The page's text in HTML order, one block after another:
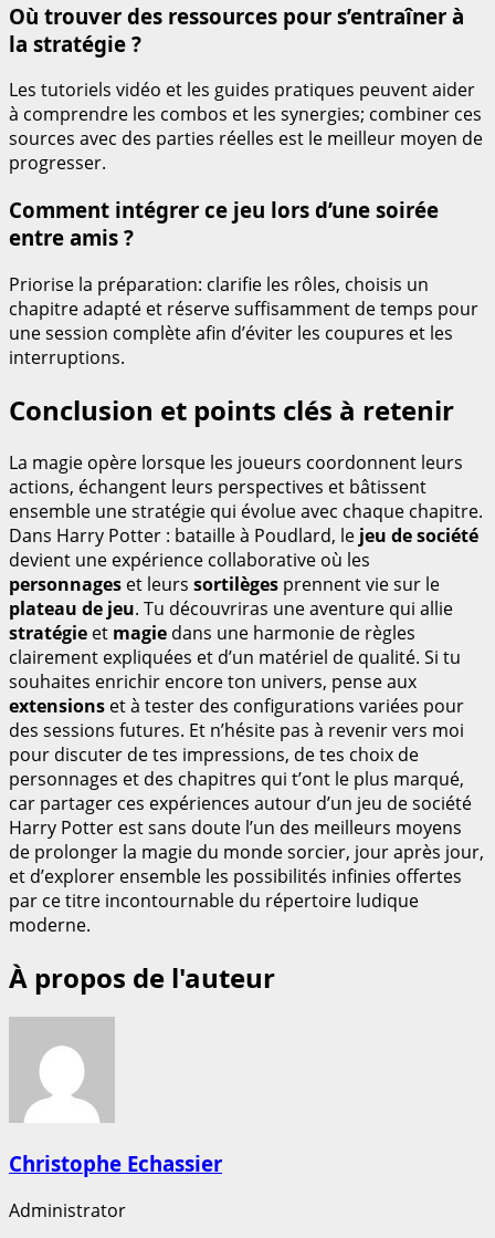
Où trouver des ressources pour s’entraîner à
la stratégie ?
Les tutoriels vidéo et les guides pratiques peuvent aider
à comprendre les combos et les synergies; combiner ces
sources avec des parties réelles est le meilleur moyen de
progresser.
Comment intégrer ce jeu lors d’une soirée
entre amis ?
Priorise la préparation: clarifie les rôles, choisis un
chapitre adapté et réserve suffisamment de temps pour
une session complète afin d’éviter les coupures et les
interruptions.
Conclusion et points clés à retenir
La magie opère lorsque les joueurs coordonnent leurs
actions, échangent leurs perspectives et bâtissent
ensemble une stratégie qui évolue avec chaque chapitre.
Dans Harry Potter : bataille à Poudlard, le jeu de société
devient une expérience collaborative où les
personnages et leurs sortilèges prennent vie sur le
plateau de jeu. Tu découvriras une aventure qui allie
stratégie et magie dans une harmonie de règles
clairement expliquées et d’un matériel de qualité. Si tu
souhaites enrichir encore ton univers, pense aux
extensions et à tester des configurations variées pour
des sessions futures. Et n’hésite pas à revenir vers moi
pour discuter de tes impressions, de tes choix de
personnages et des chapitres qui t’ont le plus marqué,
car partager ces expériences autour d’un jeu de société
Harry Potter est sans doute l’un des meilleurs moyens
de prolonger la magie du monde sorcier, jour après jour,
et d’explorer ensemble les possibilités infinies offertes
par ce titre incontournable du répertoire ludique
moderne.
À propos de l'auteur
Christophe Echassier
Administrator